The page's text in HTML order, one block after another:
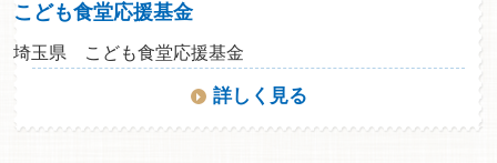
こども食堂応援基金
埼玉県 こども食堂応援基金
詳しく見る